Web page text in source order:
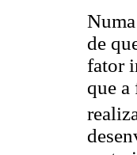
de
fator
que